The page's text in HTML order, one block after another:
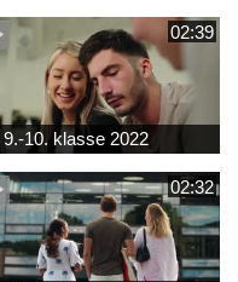
02:39
10. klasse 2022
02:32